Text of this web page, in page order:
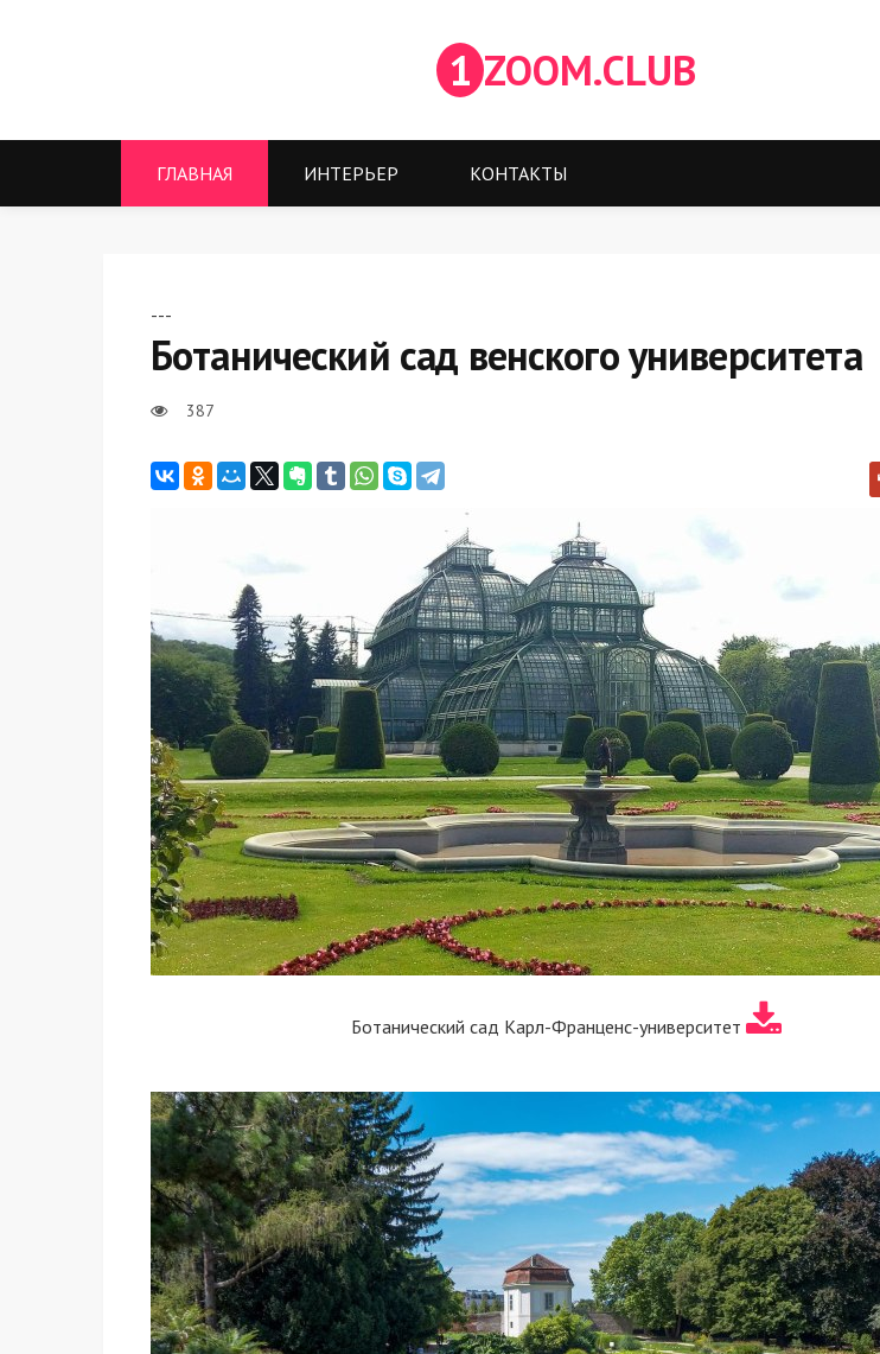
1 ZOOM.CLUB
ГЛАВНАЯ ИНТЕРЬЕР КОНТАКТЫ
---
Ботанический сад венского университета
387
Ботанический сад Карл-Франценс-университет